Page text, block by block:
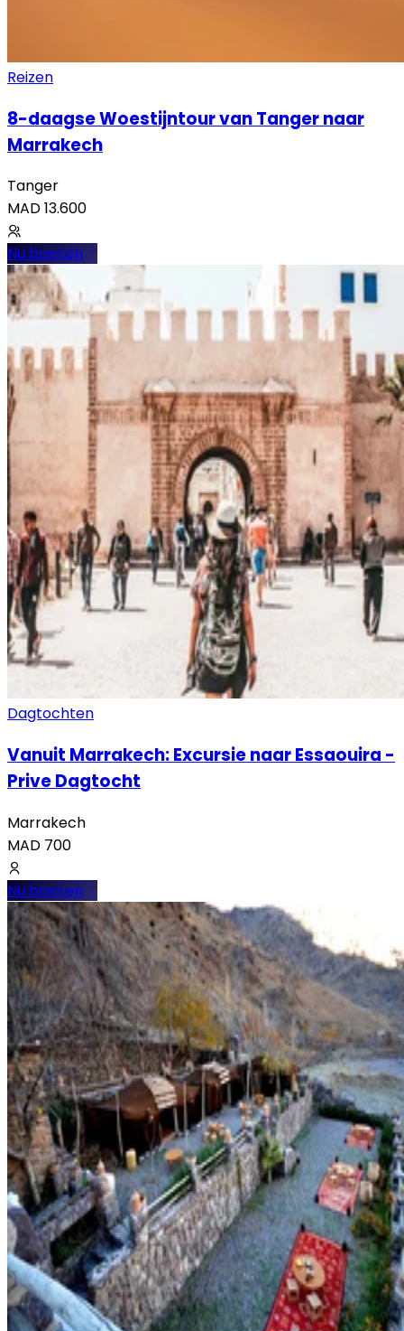
Reizen
8-daagse Woestijntour van Tanger naar
Marrakech
Tanger
MAD13.600
Nu boeken
Dagtochten
Vanuit Marrakech: Excursie naar Essaouira -
Prive Dagtocht
Marrakech
MAD 700
Nu boeken